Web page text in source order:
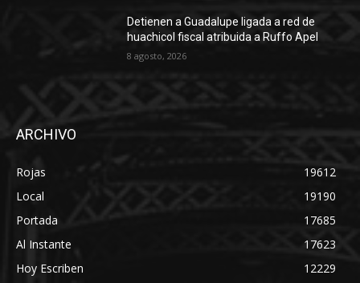
Detienen a Guadalupe ligada a red de
huachicol fiscal atribuida a Ruffo Apel
8 agosto, 2026
ARCHIVO
Rojas
19612
Local
19190
Portada
17685
Al Instante
17623
Hoy Escriben
12229